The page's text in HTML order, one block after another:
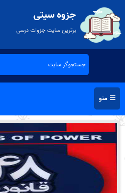
جزوه سیتی
برترین سایت جزوات درسی
منو